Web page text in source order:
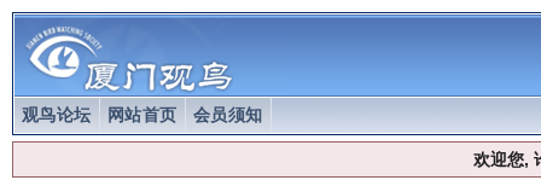
观鸟论坛 网站首页 会员须知
欢迎您,